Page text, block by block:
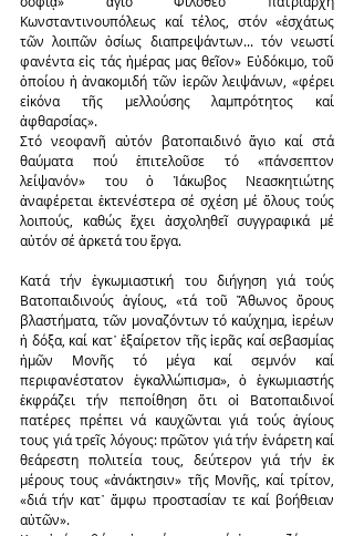
Κωνσταντινουπόλεως καί τέλος, στόν «ἐσχάτως
τῶν λοιπῶν ὁσίως διαπρεψάντων... τόν νεωστί
φανέντα εἰς τάς ἡμέρας μας θεῖον» Εὐδόκιμο, τοῦ
ὁποίου ἡ ἀνακομιδή τῶν ἱερῶν λειψάνων, «φέρει
εἰκόνα τῆς μελλούσης λαμπρότητος καί
ἀφθαρσίας».
Στό νεοφανῆ αὐτόν βατοπαιδινό ἅγιο καί στά
θαύματα πού ἐπιτελοῦσε τό «πάνσεπτον
λείψανόν» του ὁ Ἰάκωβος Νεασκητιώτης
ἀναφέρεται ἐκτενέστερα σέ σχέση μέ ὅλους τούς
λοιπούς, καθώς ἔχει ἀσχοληθεῖ συγγραφικά μέ
αὐτόν σέ ἀρκετά του ἔργα.
Κατά τήν ἐγκωμιαστική του διήγηση γιά τούς
Βατοπαιδινούς ἁγίους, «τά τοῦ Ἄθωνος ὄρους
βλαστήματα, τῶν μοναζόντων τό καύχημα, ἱερέων
ἡ δόξα, καί κατ᾿ ἐξαίρετον τῆς ἱερᾶς καί σεβασμίας
ἡμῶν Μονῆς τό μέγα καί σεμνόν καί
περιφανέστατον ἐγκαλλώπισμα», ὁ ἐγκωμιαστής
ἐκφράζει τήν πεποίθηση ὅτι οἱ Βατοπαιδινοί
πατέρες πρέπει νά καυχῶνται γιά τούς ἁγίους
τους γιά τρεῖς λόγους: πρῶτον γιά τήν ἐνάρετη καί
θεάρεστη πολιτεία τους, δεύτερον γιά τήν ἐκ
μέρους τους «ἀνάκτησιν» τῆς Μονῆς, καί τρίτον,
«διά τήν κατ᾿ ἄμφω προστασίαν τε καί βοήθειαν
αὐτῶν».